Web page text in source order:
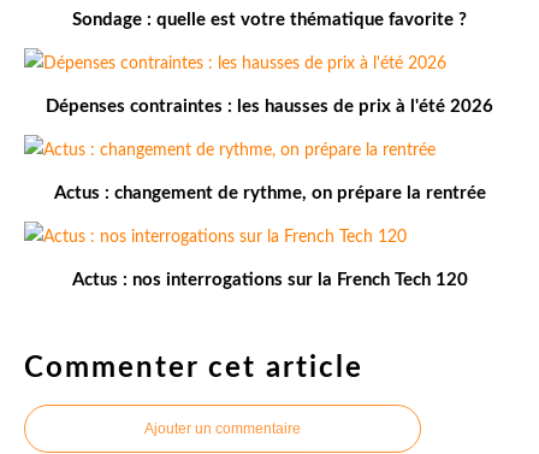
Sondage : quelle est votre thématique favorite ?
Dépenses contraintes : les hausses de prix à l'été 2026
Actus : changement de rythme, on prépare la rentrée
Actus : nos interrogations sur la French Tech 120
Commenter cet article
Ajouter un commentaire